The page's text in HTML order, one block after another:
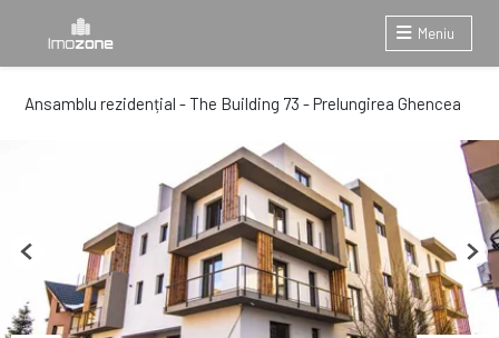
Meniu
Ansamblu rezidențial - The Building 73 - Prelungirea Ghencea
Previous Next